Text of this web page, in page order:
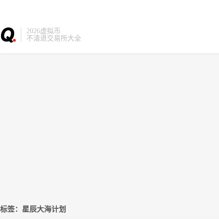
2026虚拟币
不清退交易所大全
标签：星辰大海计划